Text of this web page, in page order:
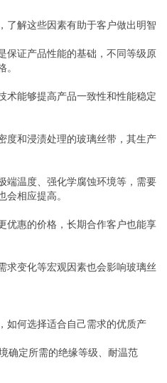
了解这些因素有助于客户做出明智
保证产品性能的基础，不同等级原
。
术能够提高产品一致性和性能稳定
度和浸渍处理的玻璃丝带，其生产
端温度、强化学腐蚀环境等，需要
会相应提高。
优惠的价格，长期合作客户也能享
求变化等宏观因素也会影响玻璃丝
如何选择适合自己需求的优质产
确定所需的绝缘等级、耐温范